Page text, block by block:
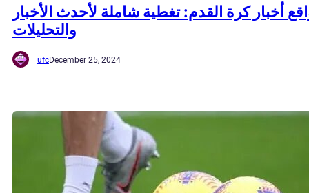
أخبار كرة القدم: تغطية شاملة لأحدث الأخبار
والتحليلات
ufcDecember 25, 2024